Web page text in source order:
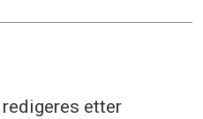
etter